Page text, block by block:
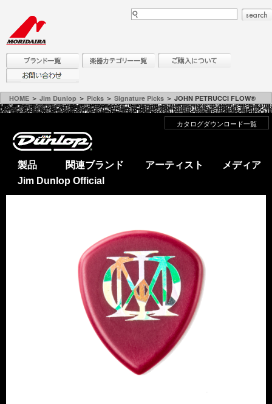
HOME ＞ Jim Dunlop ＞ Picks ＞ Signature Picks ＞ JOHN PETRUCCI FLOW®
カタログダウンロード一覧
製品 関連ブランド アーティスト
メディア
Jim Dunlop Official